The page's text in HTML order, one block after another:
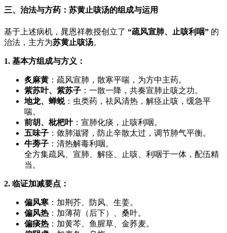
三、治法与方药：苏黄止咳汤的组成与运用
基于上述病机，晁恩祥教授创立了 “疏风宣肺、止咳利咽” ​ 的
治法，主方为苏黄止咳汤。
1. 基本方组成与方义：
炙麻黄 ：疏风宣肺，散寒平喘，为方中主药。
紫苏叶、紫苏子 ：一散一降，共奏宣肺止咳之功。
地龙、蝉蜕：虫类药，祛风清热，解痉止咳，缓急平
喘。
前胡、枇杷叶：宣肺化痰，止咳利咽。
五味子 ：敛肺滋肾，防止辛散太过，调节肺气平衡。
牛蒡子 ：清热解毒利咽。
全方集疏风、宣肺、解痉、止咳、利咽于一体，配伍精
当。
2. 临证加减要点：
偏风寒 ：加荆芥、防风、生姜。
偏风热 ：加薄荷（后下）、桑叶。
偏痰热 ：加黄芩、鱼腥草、金荞麦。